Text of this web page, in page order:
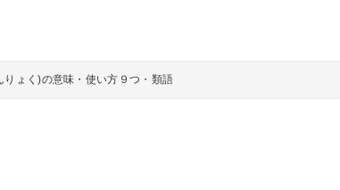
りょく)の意味・使い方９つ・類語